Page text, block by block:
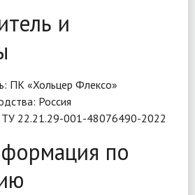
и
ПК «Хольцер Флексо»
Россия
ТУ 22.21.29-001-48076490-2022
по